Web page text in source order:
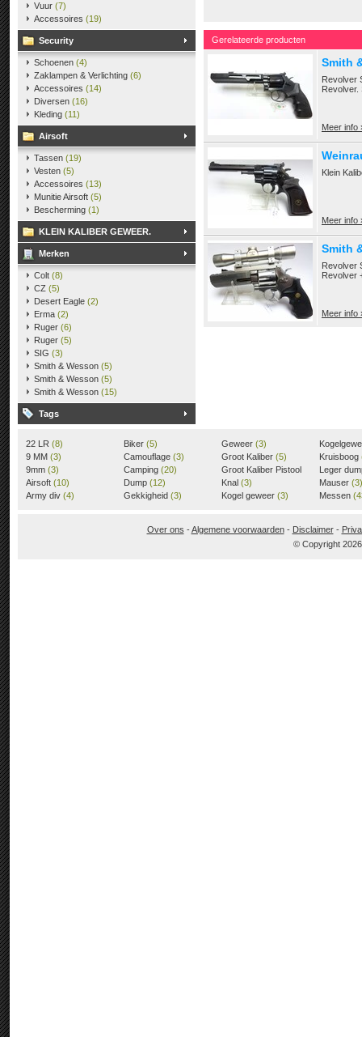
Vuur (7)
Accessoires (19)
Security
Schoenen (4)
Zaklampen & Verlichting (6)
Accessoires (14)
Diversen (16)
Kleding (11)
Airsoft
Tassen (19)
Vesten (5)
Accessoires (13)
Munitie Airsoft (5)
Bescherming (1)
KLEIN KALIBER GEWEER.
Merken
Colt (8)
CZ (5)
Desert Eagle (2)
Erma (2)
Ruger (6)
Ruger (5)
SIG (3)
Smith & Wesson (5)
Smith & Wesson (5)
Smith & Wesson (15)
Tags
Gerelateerde producten
Smith
Revolver
Revolver.
Meer info
Klein
Meer info
Smith
Revolver
Revolver
Meer info
22 LR (8)
9 MM (3)
9mm (3)
Airsoft (10)
Army div (4)
Biker (5)
Camouflage (3)
Camping (20)
Dump (12)
Gekkigheid (3)
Geweer (3)
Groot Kaliber (5)
Groot Kaliber Pistool
(3)
Knal (3)
Kogel geweer (3)
Kruisboog
Leger
Mauser (3)
Messen
Over ons -Algemene voorwaarden- Disclaimer-
© Copyright